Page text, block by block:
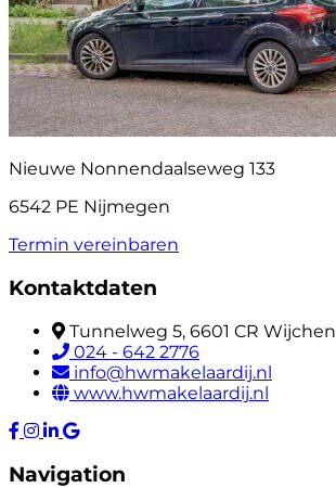
Nieuwe Nonnendaalseweg 133
6542 PE Nijmegen
Termin vereinbaren
Kontaktdaten
Tunnelweg 5, 6601 CR Wijchen
024 - 642 2776
info@hwmakelaardij.nl
www.hwmakelaardij.nl
Navigation